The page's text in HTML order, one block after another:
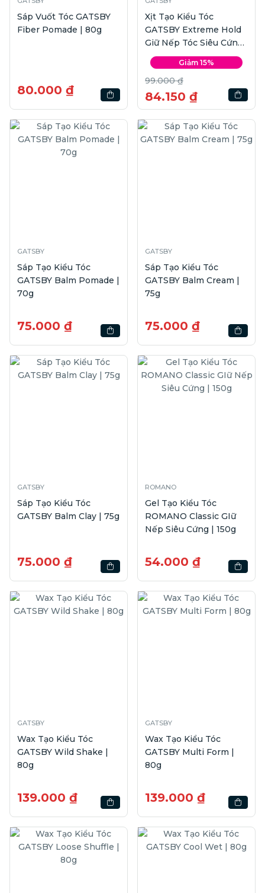
Sáp Vuốt Tóc GATSBY
Fiber Pomade | 80g
80.000 ₫
Xịt Tạo Kiểu Tóc
GATSBY Extreme Hold
Giữ Nếp Tóc Siêu Cứng
| 250ml
Giảm 15%
99.000 ₫
84.150 ₫
GATSBY
Sáp Tạo Kiểu Tóc
GATSBY Balm Pomade |
70g
75.000 ₫
GATSBY
Sáp Tạo Kiểu Tóc
GATSBY Balm Cream |
75g
75.000 ₫
GATSBY
Sáp Tạo Kiểu Tóc
GATSBY Balm Clay | 75g
75.000 ₫
ROMANO
Gel Tạo Kiểu Tóc
ROMANO Classic GIữ
Nếp Siêu Cứng | 150g
54.000 ₫
GATSBY
Wax Tạo Kiểu Tóc
GATSBY Wild Shake |
80g
139.000 ₫
GATSBY
Wax Tạo Kiểu Tóc
GATSBY Multi Form |
80g
139.000 ₫